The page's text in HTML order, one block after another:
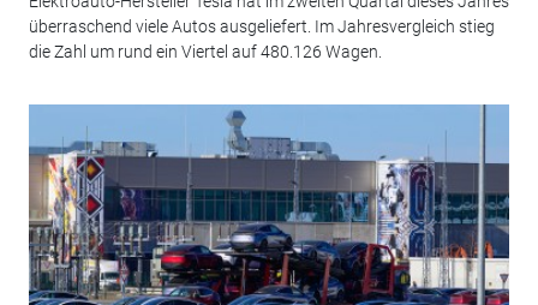
überraschend viele Autos ausgeliefert. Im Jahresvergleich stieg
die Zahl um rund ein Viertel auf 480.126 Wagen.